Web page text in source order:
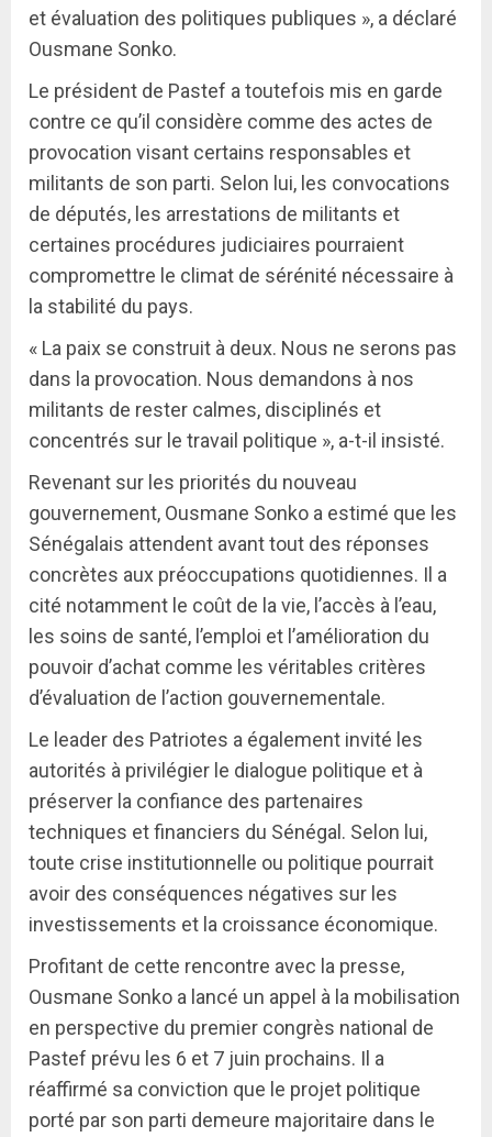
et évaluation des politiques publiques », a déclaré
Ousmane Sonko.
Le président de Pastef a toutefois mis en garde
contre ce qu’il considère comme des actes de
provocation visant certains responsables et
militants de son parti. Selon lui, les convocations
de députés, les arrestations de militants et
certaines procédures judiciaires pourraient
compromettre le climat de sérénité nécessaire à
la stabilité du pays.
« La paix se construit à deux. Nous ne serons pas
dans la provocation. Nous demandons à nos
militants de rester calmes, disciplinés et
concentrés sur le travail politique », a-t-il insisté.
Revenant sur les priorités du nouveau
gouvernement, Ousmane Sonko a estimé que les
Sénégalais attendent avant tout des réponses
concrètes aux préoccupations quotidiennes. Il a
cité notamment le coût de la vie, l’accès à l’eau,
les soins de santé, l’emploi et l’amélioration du
pouvoir d’achat comme les véritables critères
d’évaluation de l’action gouvernementale.
Le leader des Patriotes a également invité les
autorités à privilégier le dialogue politique et à
préserver la confiance des partenaires
techniques et financiers du Sénégal. Selon lui,
toute crise institutionnelle ou politique pourrait
avoir des conséquences négatives sur les
investissements et la croissance économique.
Profitant de cette rencontre avec la presse,
Ousmane Sonko a lancé un appel à la mobilisation
en perspective du premier congrès national de
Pastef prévu les 6 et 7 juin prochains. Il a
réaffirmé sa conviction que le projet politique
porté par son parti demeure majoritaire dans le